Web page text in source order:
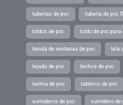
tuberias de pvc tubería de pvc
toldos de pvc toldo de pvc para
tienda de ventanas de pvc tela
tejado de pvc techos de pvc
tarima de pvc tableros de pvc
sumideros de pvc sumidero de